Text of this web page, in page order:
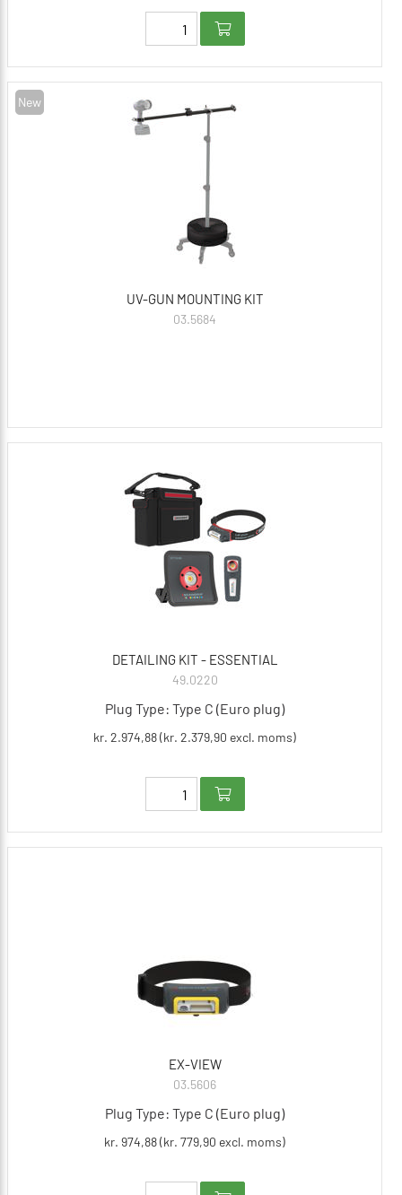
New
UV-GUN MOUNTING KIT
03.5684
DETAILING KIT - ESSENTIAL
49.0220
Plug Type: Type C (Euro plug)
kr. 2.974,88 (kr. 2.379,90 excl. moms)
EX-VIEW
03.5606
Plug Type: Type C (Euro plug)
kr. 974,88 (kr. 779,90 excl. moms)